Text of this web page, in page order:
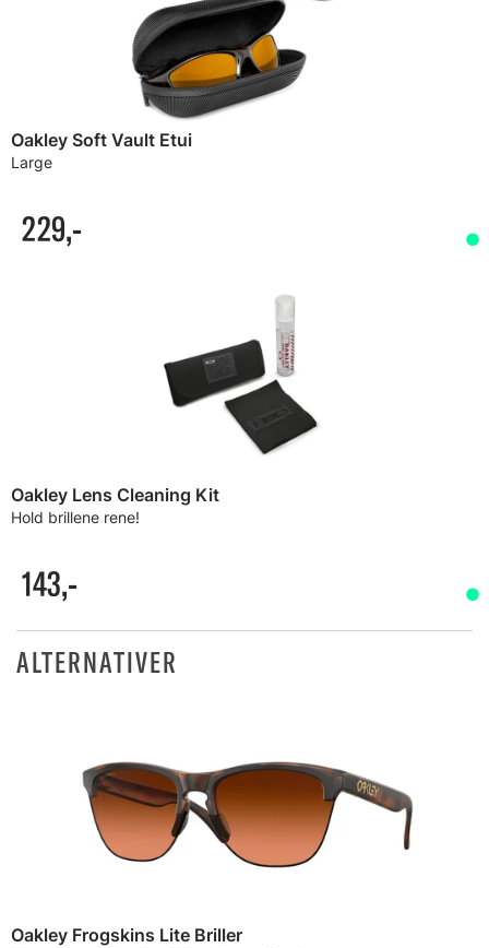
Oakley Soft Vault Etui
Large
229,-
Oakley Lens Cleaning Kit
Hold brillene rene!
143,-
ALTERNATIVER
Oakley Frogskins Lite Briller